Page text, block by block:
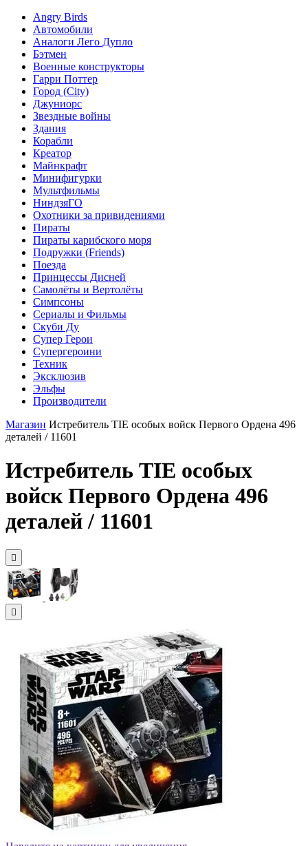
Angry Birds
Автомобили
Аналоги Лего Дупло
Бэтмен
Военные конструкторы
Гарри Поттер
Город (City)
Джуниорс
Звездные войны
Здания
Корабли
Креатор
Майнкрафт
Минифигурки
Мультфильмы
НиндзяГО
Охотники за привидениями
Пираты
Пираты карибского моря
Подружки (Friends)
Поезда
Принцессы Дисней
Самолёты и Вертолёты
Симпсоны
Сериалы и Фильмы
Скуби Ду
Супер Герои
Супергероини
Техник
Эксклюзив
Эльфы
Производители
Магазин Истребитель TIE особых войск Первого Ордена 496
деталей / 11601
Истребитель TIE особых
войск Первого Ордена 496
деталей / 11601